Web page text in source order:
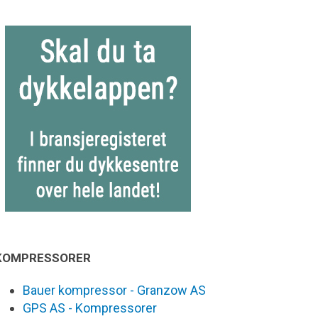
Bauer kompressor - Granzow AS
GPS AS - Kompressorer